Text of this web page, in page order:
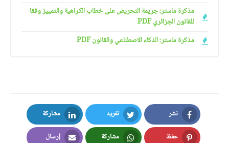
مذكرة ماستر: جريمة التحريض على خطاب الكراهية والتمييز وفقا
للقانون الجزائري PDF
مذكرة ماستر: الذكاء الاصطناعي والقانون PDF
نشر
Facebook
تغريد
Twitter
مشاركة
LinkedIn
حفظ مشاركة إرسال